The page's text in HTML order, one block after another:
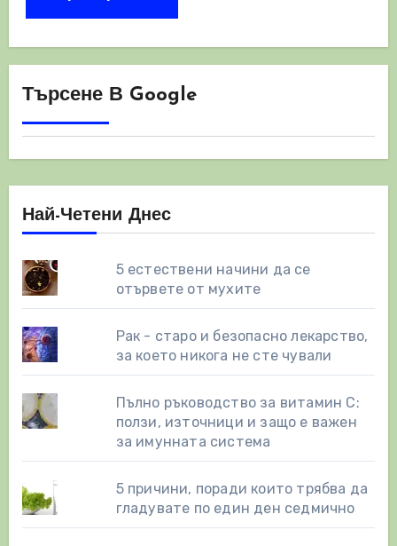
Търсене В Google
Най-Четени Днес
5 естествени начини да се
отървете от мухите
Рак - старо и безопасно лекарство,
за което никога не сте чували
Пълно ръководство за витамин С:
ползи, източници и защо е важен
за имунната система
5 причини, поради които трябва да
гладувате по един ден седмично